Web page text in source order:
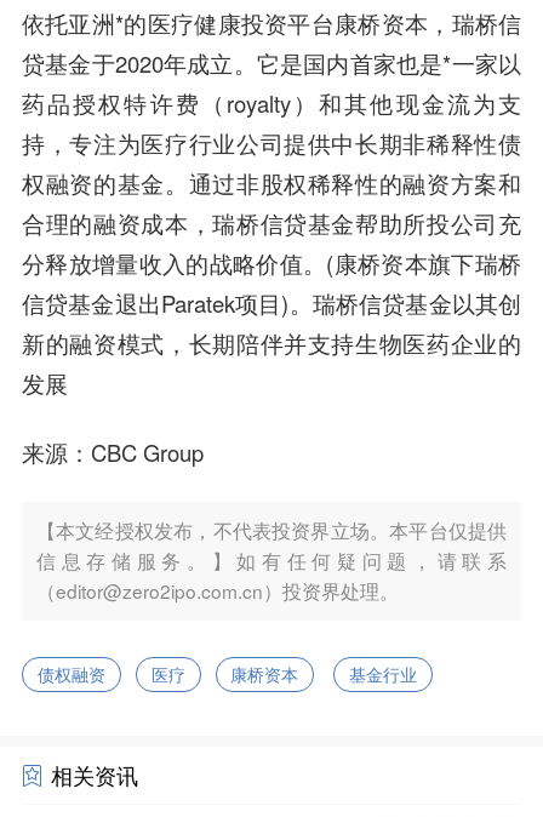
依托亚洲*的医疗健康投资平台康桥资本，瑞桥信
贷基金于2020年成立。它是国内首家也是*一家以
药品授权特许费（royalty）和其他现金流为支
持，专注为医疗行业公司提供中长期非稀释性债
权融资的基金。通过非股权稀释性的融资方案和
合理的融资成本，瑞桥信贷基金帮助所投公司充
分释放增量收入的战略价值。(康桥资本旗下瑞桥
信贷基金退出Paratek项目)。瑞桥信贷基金以其创
新的融资模式，长期陪伴并支持生物医药企业的
发展
来源：CBC Group
【本文经授权发布，不代表投资界立场。本平台仅提供
信息存储服务。】如有任何疑问题，请联系
（editor@zero2ipo.com.cn）投资界处理。
债权融资 医疗 康桥资本 基金行业
相关资讯